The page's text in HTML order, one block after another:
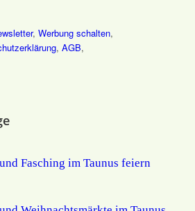
, Werbung schalten,
, AGB,
Fasching im Taunus feiern